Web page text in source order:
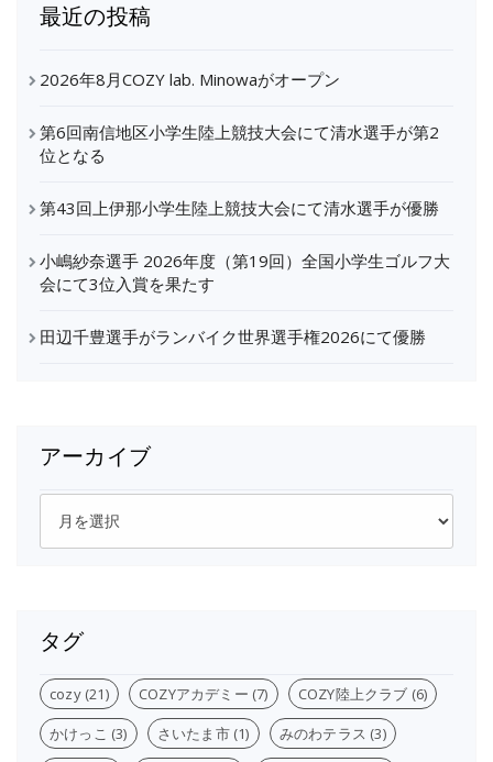
ペ
ジ
送
り
最近の投稿
2026年8月COZY lab. Minowaがオープン
第6回南信地区小学生陸上競技大会にて清水選手が第2
位となる
第43回上伊那小学生陸上競技大会にて清水選手が優勝
小嶋紗奈選手 2026年度（第19回）全国小学生ゴルフ大
会にて3位入賞を果たす
田辺千豊選手がランバイク世界選手権2026にて優勝
アーカイブ
カ
タグ
cozy(21) COZYアカデミー (7) COZY陸上クラブ (6)
かけっこ (3) さいたま市(1) みのわテラス (3)